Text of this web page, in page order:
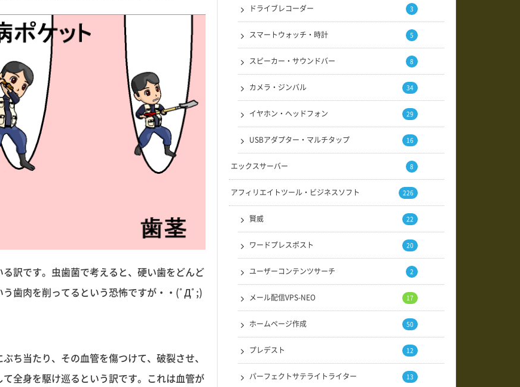
訳です。虫歯菌で考えると、硬い歯をどんど
歯肉を削ってるという恐怖ですが・・(ﾟДﾟ;)
ち当たり、その血管を傷つけて、破裂させ、
全身を駆け巡るという訳です。これは血管が
ドライブレコーダー 3
スマートウォッチ・時計 5
スピーカー・サウンドバー 8
カメラ・ジンバル 34
イヤホン・ヘッドフォン 29
USBアダプター・マルチタップ 16
エックスサーバー 8
アフィリエイトツール・ビジネスソフト 226
賢威 22
ワードプレスポスト 20
ユーザーコンテンツサーチ 2
メール配信VPS-NEO 17
ホームページ作成 50
プレデスト 12
パーフェクトサテライトライター 13